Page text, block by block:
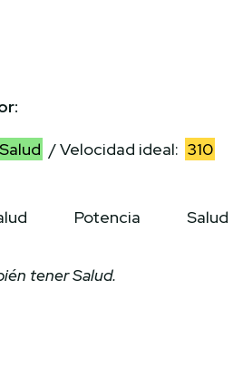
/ Velocidad ideal: 310
Potencia Salud
tener Salud.